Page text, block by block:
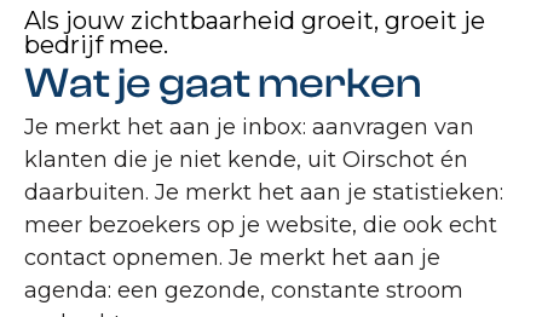
Als jouw zichtbaarheid groeit, groeit je
bedrijf mee.
Wat je gaat merken
Je merkt het aan je inbox: aanvragen van
klanten die je niet kende, uit Oirschot én
daarbuiten. Je merkt het aan je statistieken:
meer bezoekers op je website, die ook echt
contact opnemen. Je merkt het aan je
agenda: een gezonde, constante stroom